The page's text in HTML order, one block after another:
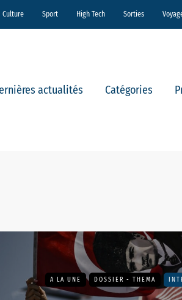
Culture Sport High Tech Sorties
actualités Catégories
A LA UNE DOSSIER - THEMA